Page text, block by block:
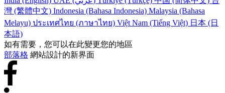
灣 (繁體中文) Indonesia (Bahasa Indonesia) Malaysia (Bahasa
Melayu) ประเทศไทย (ภาษาไทย) Việt Nam (Tiếng Việt) 日本 (日
本語)
如有需要，您可以在此變更您的地區
部落格 網站設計的新界面